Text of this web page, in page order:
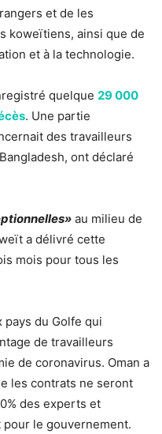
et de les
koweïtiens, ainsi que de
et à la technologie.
quelque 29 000
. Une partie
des travailleurs
ont déclaré
au milieu de
a délivré cette
mois pour tous les
pays du Golfe qui
de travailleurs
de coronavirus. Oman a
les contrats ne seront
des experts et
le gouvernement.